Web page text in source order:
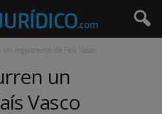
reglamento de País Vasco
un
Vasco